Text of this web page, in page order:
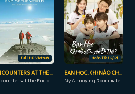
Full HD Vietsub
ENCOUNTERS AT THE END OF THE WORLD
Encounters at the End of the World (2007)
Hoàn Tất (12/12)
BẠN HỌC, KHI NÀO CHUYỂN ĐI THẾ?
My Annoying Roommate (2023)